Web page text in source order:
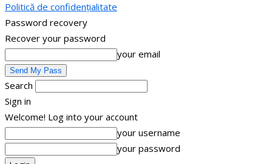
Politică de confidențialitate
Password recovery
Recover your password
your email
Search
Sign in
Welcome! Log into your account
your username
your password